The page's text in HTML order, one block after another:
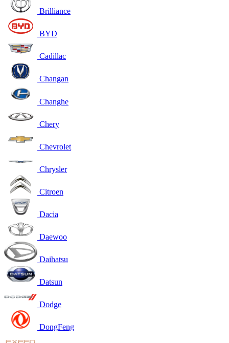
Brilliance
BYD
Cadillac
Changan
Changhe
Chery
Chevrolet
Chrysler
Citroen
Dacia
Daewoo
Daihatsu
Datsun
Dodge
DongFeng